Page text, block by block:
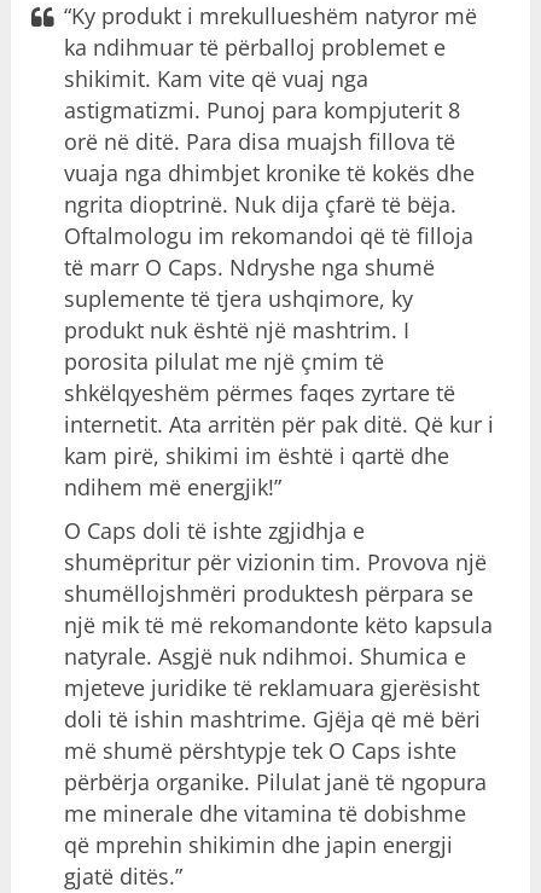
“Ky produkt i mrekullueshëm natyror më
ka ndihmuar të përballoj problemet e
shikimit. Kam vite që vuaj nga
astigmatizmi. Punoj para kompjuterit 8
orë në ditë. Para disa muajsh fillova të
vuaja nga dhimbjet kronike të kokës dhe
ngrita dioptrinë. Nuk dija çfarë të bëja.
Oftalmologu im rekomandoi që të filloja
të marr O Caps. Ndryshe nga shumë
suplemente të tjera ushqimore, ky
produkt nuk është një mashtrim. I
porosita pilulat me një çmim të
shkëlqyeshëm përmes faqes zyrtare të
internetit. Ata arritën për pak ditë. Që kur i
kam pirë, shikimi im është i qartë dhe
ndihem më energjik!”
O Caps doli të ishte zgjidhja e
shumëpritur për vizionin tim. Provova një
shumëllojshmëri produktesh përpara se
një mik të më rekomandonte këto kapsula
natyrale. Asgjë nuk ndihmoi. Shumica e
mjeteve juridike të reklamuara gjerësisht
doli të ishin mashtrime. Gjëja që më bëri
më shumë përshtypje tek O Caps ishte
përbërja organike. Pilulat janë të ngopura
me minerale dhe vitamina të dobishme
që mprehin shikimin dhe japin energji
gjatë ditës.”